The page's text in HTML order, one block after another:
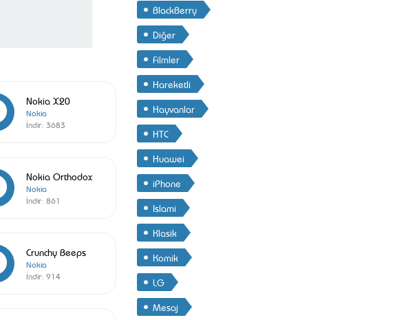
Nokia X20
Nokia
İndir: 3683
Nokia Orthodox
Nokia
İndir: 861
Crunchy Beeps
Nokia
İndir: 914
BlackBerry
Diğer
Filmler
Hareketli
Hayvanlar
HTC
Huawei
iPhone
Islami
Klasik
Komik
LG
Mesaj